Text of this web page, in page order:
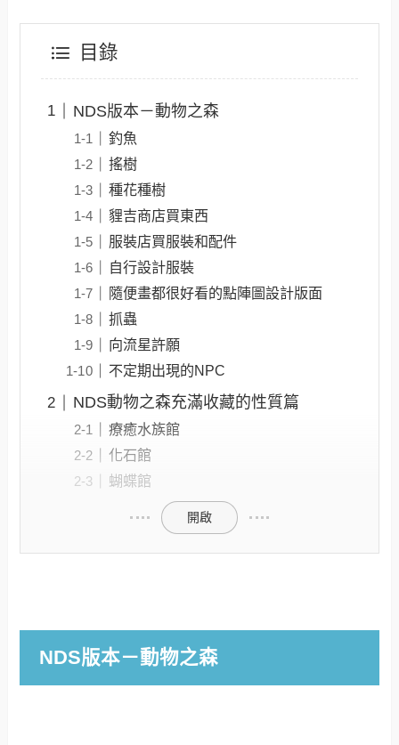
目錄
NDS版本－動物之森
釣魚
搖樹
種花種樹
貍吉商店買東西
服裝店買服裝和配件
自行設計服裝
隨便畫都很好看的點陣圖設計版面
抓蟲
向流星許願
不定期出現的NPC
NDS動物之森充滿收藏的性質篇
療癒水族館
化石館
蝴蝶館
開啟
NDS版本－動物之森